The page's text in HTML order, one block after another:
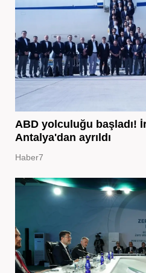
ABD yolculuğu başladı!
Antalya'dan ayrıldı
Haber7